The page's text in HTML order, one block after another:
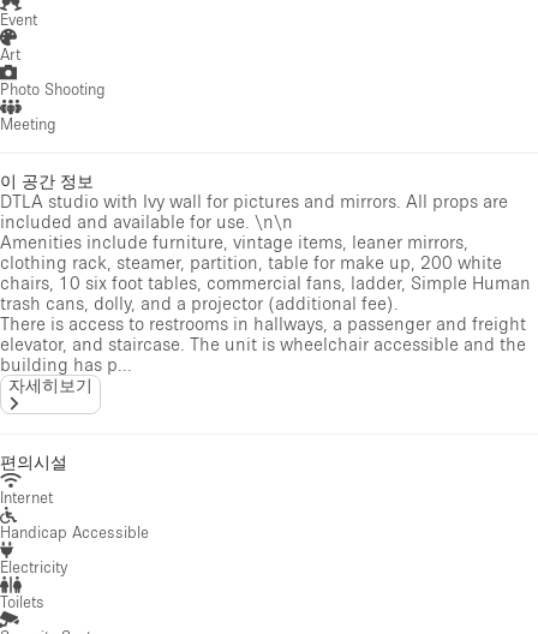
Event
Art
Photo Shooting
Meeting
이 공간 정보
DTLA studio with Ivy wall for pictures and mirrors. All props are
included and available for use. \n\n
Amenities include furniture, vintage items, leaner mirrors,
clothing rack, steamer, partition, table for make up, 200 white
chairs, 10 six foot tables, commercial fans, ladder, Simple Human
trash cans, dolly, and a projector (additional fee).
There is access to restrooms in hallways, a passenger and freight
elevator, and staircase. The unit is wheelchair accessible and the
building has p...
자세히보기
편의시설
Internet
Handicap Accessible
Electricity
Toilets